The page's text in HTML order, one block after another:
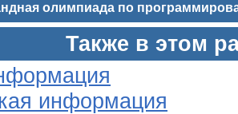
олимпиада по
Также в этом
информация